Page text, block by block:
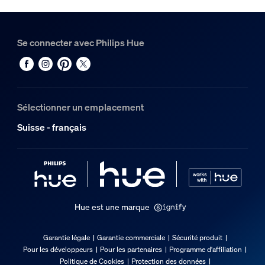
Se connecter avec Philips Hue
Sélectionner un emplacement
Suisse - français
Hue est une marque
Garantie légale Garantie commerciale
Sécurité produit
Pour les développeurs
Pour les partenaires
Programme d'affiliation
Politique de Cookies
Protection des données